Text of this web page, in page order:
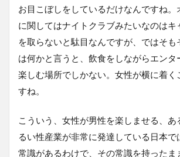
お目こぼしをしているだけなんですね。
に関してはナイトクラブみたいなのはキ
を取らないと駄目なんですが、ではそも
は何かと言うと、飲食をしながらエンタ
楽しむ場所でしかない。女性が横に着く
すね。
こういう、女性が男性を楽しませる、あ
るい性産業が非常に発達している日本で
常識があるわけで、その常識を持ったま